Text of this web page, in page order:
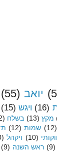
יואב (55)
(16) ויגש (15)
מקץ (13) בשלח
(12) שמות (12)
(10) ויקהל
(9) ראש השנה (9)